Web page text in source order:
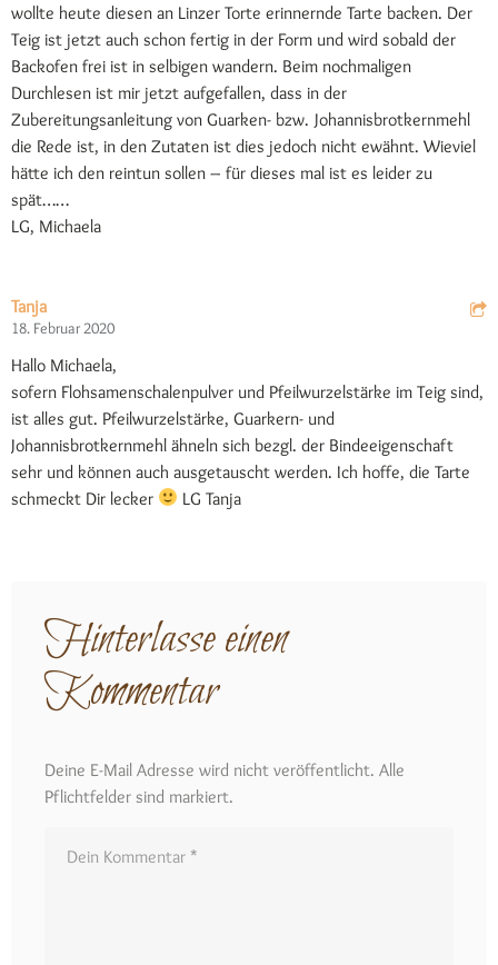
wollte heute diesen an Linzer Torte erinnernde Tarte backen. Der
Teig ist jetzt auch schon fertig in der Form und wird sobald der
Backofen frei ist in selbigen wandern. Beim nochmaligen
Durchlesen ist mir jetzt aufgefallen, dass in der
Zubereitungsanleitung von Guarken- bzw. Johannisbrotkernmehl
die Rede ist, in den Zutaten ist dies jedoch nicht ewähnt. Wieviel
hätte ich den reintun sollen – für dieses mal ist es leider zu
spät……
LG, Michaela
Tanja
18. Februar 2020
Hallo Michaela,
sofern Flohsamenschalenpulver und Pfeilwurzelstärke im Teig sind,
ist alles gut. Pfeilwurzelstärke, Guarkern- und
Johannisbrotkernmehl ähneln sich bezgl. der Bindeeigenschaft
sehr und können auch ausgetauscht werden. Ich hoffe, die Tarte
schmeckt Dir lecker
LG Tanja
Hinterlasse einen
Kommentar
Deine E-Mail Adresse wird nicht veröffentlicht. Alle
Pflichtfelder sind markiert.